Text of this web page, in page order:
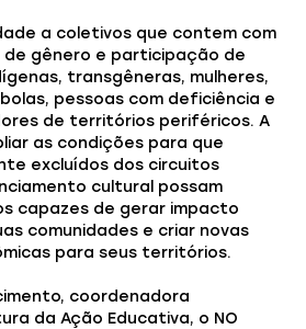
a coletivos que contem com
gênero e participação de
transgêneras, mulheres,
pessoas com deficiência e
de territórios periféricos. A
as condições para que
excluídos dos circuitos
cultural possam
capazes de gerar impacto
comunidades e criar novas
para seus territórios.
coordenadora
da Ação Educativa, o NO